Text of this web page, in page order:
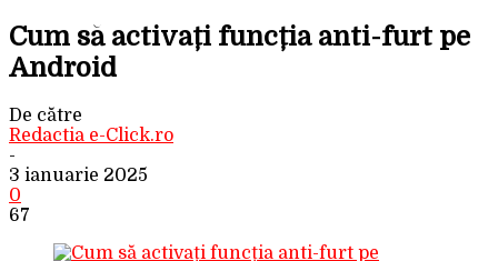
Cum să activați funcția anti-furt pe
Android
De către
Redactia e-Click.ro
-
3 ianuarie 2025
0
67